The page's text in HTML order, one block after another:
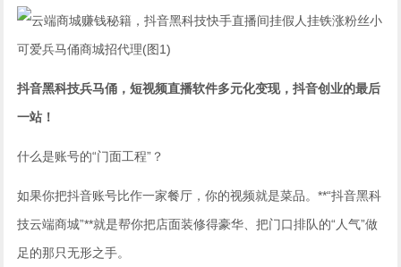
抖音黑科技兵马俑，短视频直播软件多元化变现，抖音创业的最后
一站！
什么是账号的“门面工程”？
如果你把抖音账号比作一家餐厅，你的视频就是菜品。**“抖音黑科
技云端商城”**就是帮你把店面装修得豪华、把门口排队的“人气”做
足的那只无形之手。